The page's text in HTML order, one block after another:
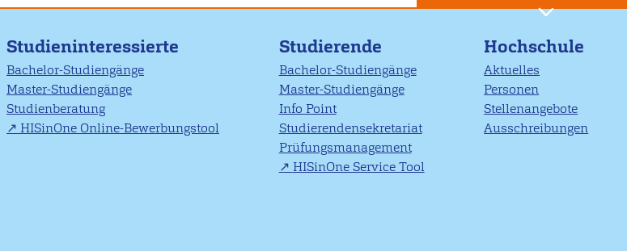
Studieninteressierte
Bachelor-Studiengänge
Master-Studiengänge
Studienberatung
HISinOne Online-Bewerbungstool
Studierende
Bachelor-Studiengänge
Master-Studiengänge
Info Point
Studierendensekretariat
Prüfungsmanagement
HISinOne Service Tool
Hochschule
Aktuelles
Personen
Stellenangebote
Ausschreibungen